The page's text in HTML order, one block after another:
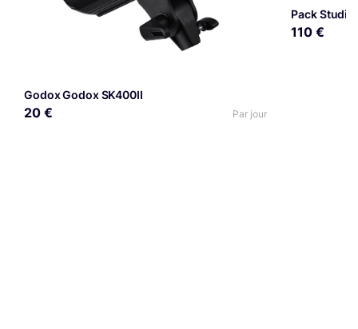
Godox Godox SK400II
20 € Par jour
Pack
110 €